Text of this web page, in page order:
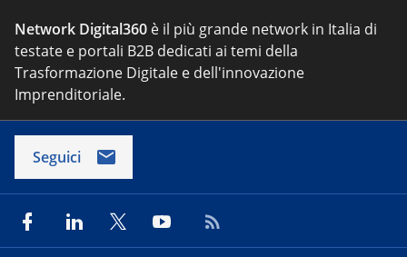
Network Digital360 è il più grande network in Italia di
testate e portali B2B dedicati ai temi della
Trasformazione Digitale e dell'innovazione
Imprenditoriale.
Seguici